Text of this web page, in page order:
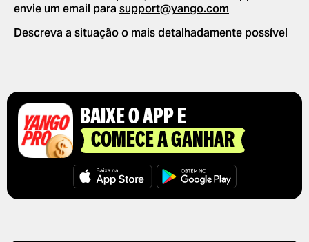
MOTORISTA
envie um email para support@yango.com
Descreva a situação o mais detalhadamente possível
BAIXE O APP E
COMECE A GANHAR